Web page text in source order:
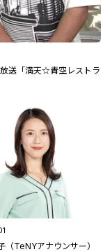
送「満天☆青空レストラ
（TeNYアナウンサー）